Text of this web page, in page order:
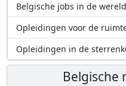
Belgische jobs in de
Opleidingen voor de
Opleidingen in de
Belgische